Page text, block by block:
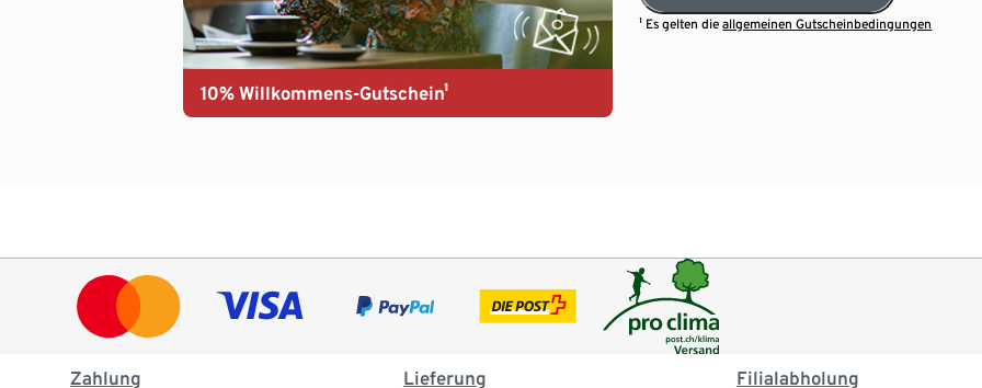
10% Willkommens-Gutschein¹
¹ Es gelten dieallgemeinen Gutscheinbedingungen
Zahlung Lieferung Filialabholung